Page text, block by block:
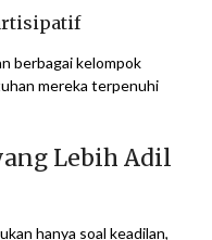
berbagai kelompok
mereka terpenuhi
Lebih Adil
hanya soal keadilan,